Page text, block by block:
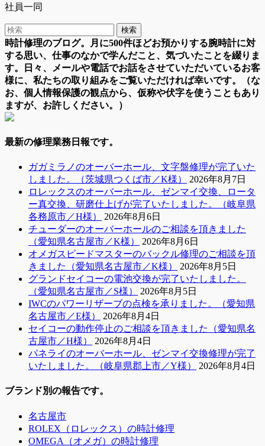
社員一同
時計修理のブログ。月に500件ほどお預かりする腕時計に対
する思い、仕事のなかで学んだこと、気づいたことを綴りま
す。日々、メールや電話でお話をさせていただいているお客
様に、私たちの取り組みをご覧いただければ幸いです。（な
お、個人情報保護の観点から、仮称や伏字を使うこともあり
ますが、お許しください。）
最新の修理業務日報です。
ガガミラノのオーバーホール、文字盤修理が完了いた
しました。（茨城県つくば市／K様）
2026年8月7日
ロレックスのオーバーホール、ゼンマイ交換、ロータ
ー真交換、研磨仕上げが完了いたしました。（岐阜県
各務原市／H様）
2026年8月6日
チューダーのオーバーホールのご相談を頂きました
（愛知県名古屋市／K様）
2026年8月6日
オメガスピードマスターのバックル修理のご相談を頂
きました（愛知県名古屋市／K様）
2026年8月5日
グランドセイコーの電池交換が完了いたしました。
（愛知県名古屋市／S様）
2026年8月5日
IWCのパワーリザーブの点検を承りました。（愛知県
名古屋市／E様）
2026年8月4日
セイコーの動作停止のご相談を頂きました（愛知県名
古屋市／H様）
2026年8月4日
パネライのオーバーホール、ゼンマイ交換修理が完了
いたしました。（岐阜県郡上市／Y様）
2026年8月4日
ブランド別の報告です。
名古屋市
ROLEX（ロレックス）の時計修理
OMEGA（オメガ）の時計修理